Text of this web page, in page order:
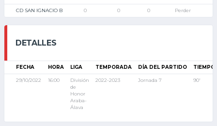
CD SAN IGNACIO B 0 0 0 Perder
DETALLES
FECHA HORA LIGA TEMPORADA DÍA DEL PARTIDO TIEMPO
29/10/2022 16:00
División
de
Honor
Araba-
Álava
2022-2023 Jornada 7 90'